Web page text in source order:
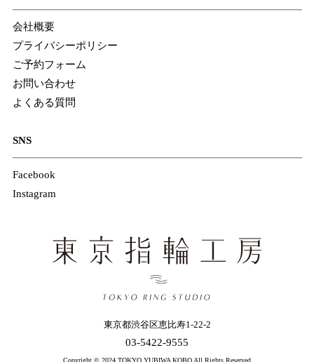
会社概要
プライバシーポリシー
ご予約フォーム
お問い合わせ
よくある質問
SNS
Facebook
Instagram
東京都渋谷区恵比寿1-22-2
03-5422-9555
Copyright © 2024 TOKYO YUBIWA KOBO All Rights Reserved